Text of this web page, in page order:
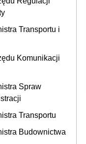
Transportu i
Komunikacji
Spraw
Transportu
Budownictwa